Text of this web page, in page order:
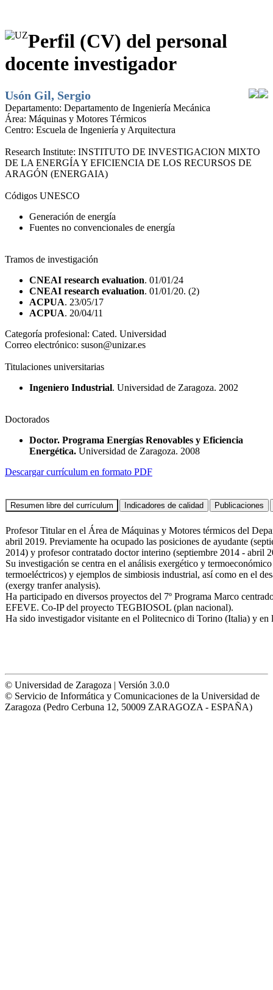
Perfil (CV) del personal
docente investigador
Usón Gil, Sergio
Departamento: Departamento de Ingeniería Mecánica
Área: Máquinas y Motores Térmicos
Centro: Escuela de Ingeniería y Arquitectura
Research Institute: INSTITUTO DE INVESTIGACION MIXTO
DE LA ENERGÍA Y EFICIENCIA DE LOS RECURSOS DE
ARAGÓN (ENERGAIA)
Códigos UNESCO
Generación de energía
Fuentes no convencionales de energía
Tramos de investigación
CNEAI research evaluation. 01/01/24
CNEAI research evaluation. 01/01/20. (2)
ACPUA. 23/05/17
ACPUA. 20/04/11
Categoría profesional: Cated. Universidad
Correo electrónico: suson@unizar.es
Titulaciones universitarias
Ingeniero Industrial. Universidad de Zaragoza. 2002
Doctorados
Doctor. Programa Energías Renovables y Eficiencia
Energética. Universidad de Zaragoza. 2008
Descargar currículum en formato PDF
Profesor Titular en el Área de Máquinas y Motores térmicos del
abril 2019. Previamente ha ocupado las posiciones de ayudante
2014) y profesor contratado doctor interino (septiembre 2014 -
Su investigación se centra en el análisis exergético y
termoeléctricos) y ejemplos de simbiosis industrial, así como en el
(exergy tranfer analysis).
Ha participado en diversos proyectos del 7º Programa Marco
EFEVE. Co-IP del proyecto TEGBIOSOL (plan nacional).
Ha sido investigador visitante en el Politecnico di Torino (Italia) y
© Universidad de Zaragoza | Versión 3.0.0
© Servicio de Informática y Comunicaciones de la Universidad de
Zaragoza (Pedro Cerbuna 12, 50009 ZARAGOZA - ESPAÑA)